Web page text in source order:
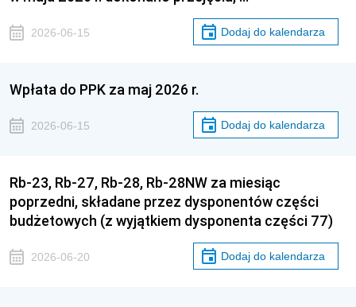
2026-06-15 Dodaj do kalendarza
Wpłata do PPK za maj 2026 r.
2026-06-15 Dodaj do kalendarza
Rb-23, Rb-27, Rb-28, Rb-28NW za miesiąc
poprzedni, składane przez dysponentów części
budżetowych (z wyjątkiem dysponenta części 77)
2026-06-20 Dodaj do kalendarza